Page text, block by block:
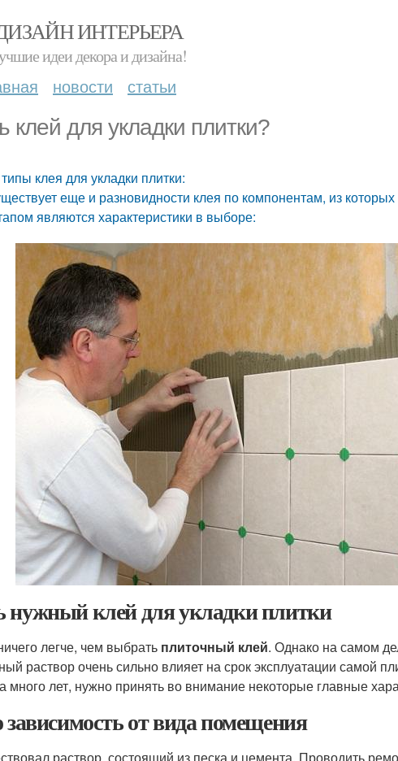
ИНТЕРЬЕРА
идеи декора и дизайна!
новости статьи
клей для укладки плитки?
клея для укладки плитки:
еще и разновидности клея по компонентам, из которых
являются характеристики в выборе:
нужный клей для укладки плитки
легче, чем выбрать плиточный клей. Однако на самом
раствор очень сильно влияет на срок эксплуатации самой
много лет, нужно принять во внимание некоторые главные
зависимость от вида помещения